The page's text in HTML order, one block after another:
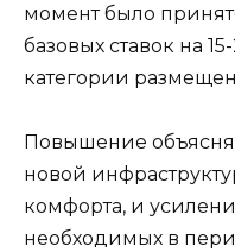
момент было
базовых ставок на
категории
Повышение
новой
комфорта, и
необходимых в